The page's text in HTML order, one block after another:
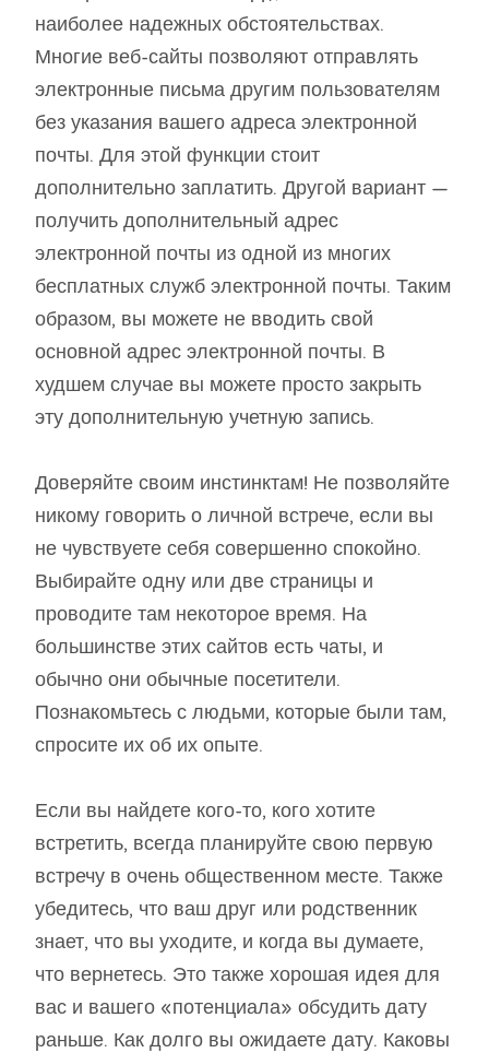
наиболее надежных обстоятельствах.
Многие веб-сайты позволяют отправлять
электронные письма другим пользователям
без указания вашего адреса электронной
почты. Для этой функции стоит
дополнительно заплатить. Другой вариант —
получить дополнительный адрес
электронной почты из одной из многих
бесплатных служб электронной почты. Таким
образом, вы можете не вводить свой
основной адрес электронной почты. В
худшем случае вы можете просто закрыть
эту дополнительную учетную запись.
Доверяйте своим инстинктам! Не позволяйте
никому говорить о личной встрече, если вы
не чувствуете себя совершенно спокойно.
Выбирайте одну или две страницы и
проводите там некоторое время. На
большинстве этих сайтов есть чаты, и
обычно они обычные посетители.
Познакомьтесь с людьми, которые были там,
спросите их об их опыте.
Если вы найдете кого-то, кого хотите
встретить, всегда планируйте свою первую
встречу в очень общественном месте. Также
убедитесь, что ваш друг или родственник
знает, что вы уходите, и когда вы думаете,
что вернетесь. Это также хорошая идея для
вас и вашего «потенциала» обсудить дату
раньше. Как долго вы ожидаете дату. Каковы